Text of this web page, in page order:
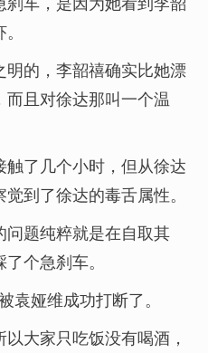
的，李韶禧确实比她漂
且对徐达那叫一个温
了几个小时，但从徐达
到了徐达的毒舌属性。
题纯粹就是在自取其
个急刹车。
袁娅维成功打断了。
大家只吃饭没有喝酒，